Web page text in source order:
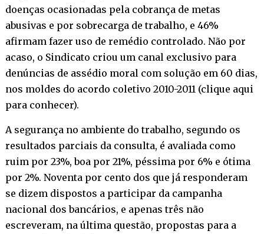
doenças ocasionadas pela cobrança de metas
abusivas e por sobrecarga de trabalho, e 46%
afirmam fazer uso de remédio controlado. Não por
acaso, o Sindicato criou um canal exclusivo para
denúncias de assédio moral com solução em 60 dias,
nos moldes do acordo coletivo 2010-2011 (clique aqui
para conhecer).
A segurança no ambiente do trabalho, segundo os
resultados parciais da consulta, é avaliada como
ruim por 23%, boa por 21%, péssima por 6% e ótima
por 2%. Noventa por cento dos que já responderam
se dizem dispostos a participar da campanha
nacional dos bancários, e apenas três não
escreveram, na última questão, propostas para a